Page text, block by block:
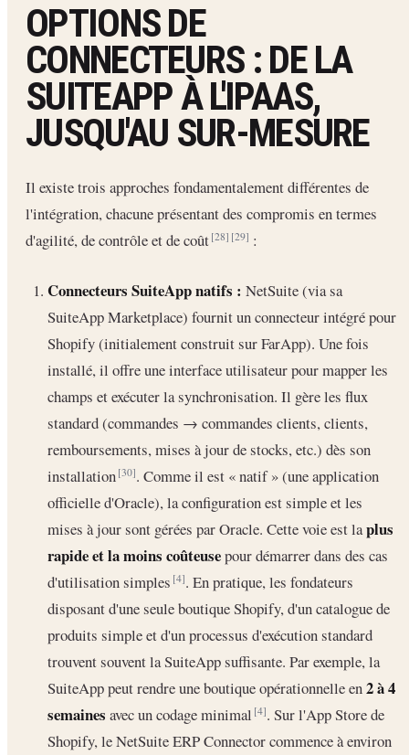
OPTIONS DE
CONNECTEURS : DE LA
SUITEAPP À L'IPAAS,
JUSQU'AU SUR-MESURE
Il existe trois approches fondamentalement différentes de
l'intégration, chacune présentant des compromis en termes
d'agilité, de contrôle et de coût[28] [29] :
Connecteurs SuiteApp natifs : NetSuite (via sa
SuiteApp Marketplace) fournit un connecteur intégré pour
Shopify (initialement construit sur FarApp). Une fois
installé, il offre une interface utilisateur pour mapper les
champs et exécuter la synchronisation. Il gère les flux
standard (commandes → commandes clients, clients,
remboursements, mises à jour de stocks, etc.) dès son
installation[30]. Comme il est « natif » (une application
officielle d'Oracle), la configuration est simple et les
mises à jour sont gérées par Oracle. Cette voie est laplus
rapide et la moins coûteusepour démarrer dans des cas
d'utilisation simples[4]. En pratique, les fondateurs
disposant d'une seule boutique Shopify, d'un catalogue de
produits simple et d'un processus d'exécution standard
trouvent souvent la SuiteApp suffisante. Par exemple, la
SuiteApp peut rendre une boutique opérationnelle en2 à 4
semaines avec un codage minimal[4]. Sur l'App Store de
Shopify, le NetSuite ERP Connector commence à environ